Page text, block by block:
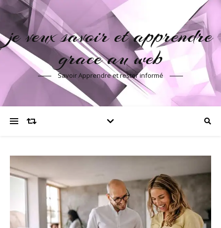
je veux savoir et apprendre
grace au web
Savoir Apprendre et rester informé